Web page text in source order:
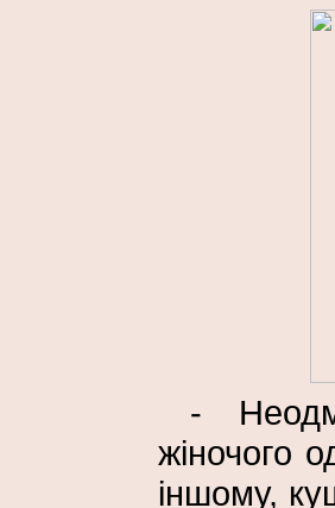
-
жіночого
іншому,